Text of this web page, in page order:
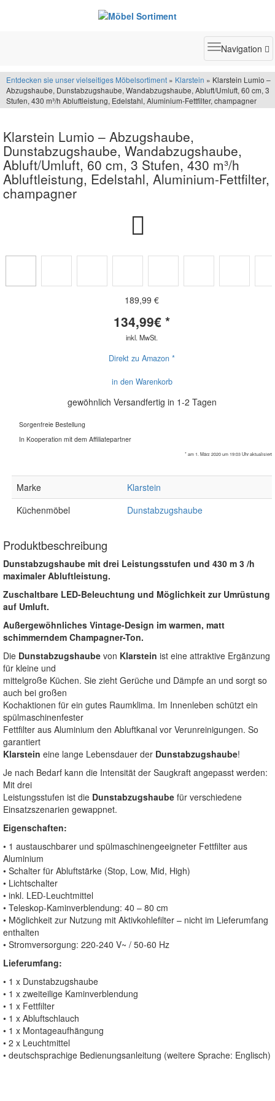
Toggle
Navigation
Entdecken sie unser vielseitiges Möbelsortiment » Klarstein » Klarstein Lumio –
Abzugshaube, Dunstabzugshaube, Wandabzugshaube, Abluft/Umluft, 60 cm, 3
Stufen, 430 m³/h Abluftleistung, Edelstahl, Aluminium-Fettfilter, champagner
Klarstein Lumio – Abzugshaube,
Dunstabzugshaube, Wandabzugshaube,
Abluft/Umluft, 60 cm, 3 Stufen, 430 m³/h
Abluftleistung, Edelstahl, Aluminium-Fettfilter,
champagner
189,99 €
134,99€ *
inkl. MwSt.
Direkt zu Amazon *
in den Warenkorb
gewöhnlich Versandfertig in 1-2 Tagen
Sorgenfreie Bestellung
In Kooperation mit dem Affiliatepartner
* am 1. März 2020 um 19:03 Uhr aktualisiert
Marke
Klarstein
Küchenmöbel
Dunstabzugshaube
Produktbeschreibung
Dunstabzugshaube mit drei Leistungsstufen und 430 m 3 /h
maximaler Abluftleistung.
Zuschaltbare LED-Beleuchtung und Möglichkeit zur Umrüstung
auf Umluft.
Außergewöhnliches Vintage-Design im warmen, matt
schimmerndem Champagner-Ton.
Die Dunstabzugshaube von Klarstein ist eine attraktive Ergänzung
für kleine und
mittelgroße Küchen. Sie zieht Gerüche und Dämpfe an und sorgt so
auch bei großen
Kochaktionen für ein gutes Raumklima. Im Innenleben schützt ein
spülmaschinenfester
Fettfilter aus Aluminium den Abluftkanal vor Verunreinigungen. So
garantiert
Klarstein eine lange Lebensdauer der Dunstabzugshaube!
Je nach Bedarf kann die Intensität der Saugkraft angepasst werden:
Mit drei
Leistungsstufen ist die Dunstabzugshaube für verschiedene
Einsatzszenarien gewappnet.
Eigenschaften:
• 1 austauschbarer und spülmaschinengeeigneter Fettfilter aus
Aluminium
• Schalter für Abluftstärke (Stop, Low, Mid, High)
• Lichtschalter
• inkl. LED-Leuchtmittel
• Teleskop-Kaminverblendung: 40 – 80 cm
• Möglichkeit zur Nutzung mit Aktivkohlefilter – nicht im Lieferumfang
enthalten
• Stromversorgung: 220-240 V~ / 50-60 Hz
Lieferumfang:
• 1 x Dunstabzugshaube
• 1 x zweiteilige Kaminverblendung
• 1 x Fettfilter
• 1 x Abluftschlauch
• 1 x Montageaufhängung
• 2 x Leuchtmittel
• deutschsprachige Bedienungsanleitung (weitere Sprache: Englisch)